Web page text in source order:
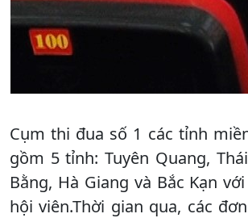
Cụm thi đua số 1 các tỉnh
gồm 5 tỉnh: Tuyên Quang,
Bằng, Hà Giang và Bắc Kạn
hội viên.Thời gian qua, các